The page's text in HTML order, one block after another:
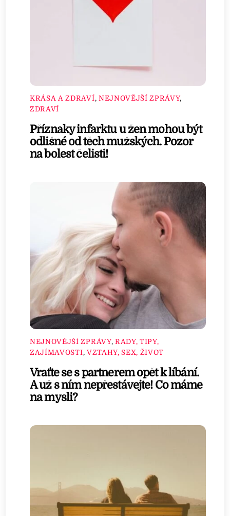
KRÁSA A ZDRAVÍ, NEJNOVĚJŠÍ ZPRÁVY,
ZDRAVÍ
Příznaky infarktu u žen mohou být
odlišné od těch mužských. Pozor
na bolest čelisti!
NEJNOVĚJŠÍ ZPRÁVY, RADY, TIPY,
ZAJÍMAVOSTI, VZTAHY, SEX, ŽIVOT
Vraťte se s partnerem opět k líbání.
A už s ním nepřestávejte! Co máme
na mysli?